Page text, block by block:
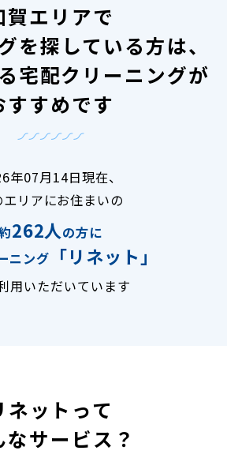
賀エリアで
を探している方は、
宅配クリーニングが
すすめです
年07月14日現在、
エリアにお住まいの
262人の方に
ニング
「リネット」
用いただいています
ネットって
なサービス？